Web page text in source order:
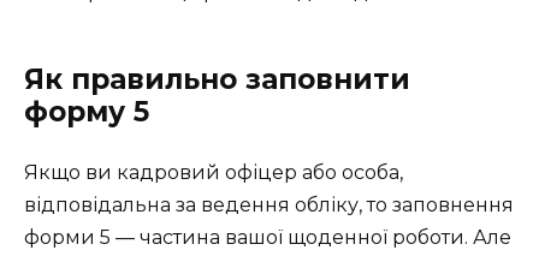
Як правильно заповнити
форму 5
Якщо ви кадровий офіцер або особа,
відповідальна за ведення обліку, то заповнення
форми 5 — частина вашої щоденної роботи. Але